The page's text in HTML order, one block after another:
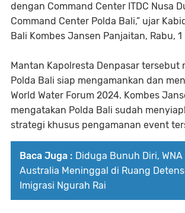
dengan Command Center ITDC Nusa
Command Center Polda Bali,” ujar
Bali Kombes Jansen Panjaitan, Rabu, 1
Mantan Kapolresta Denpasar tersebut
Polda Bali siap mengamankan dan
World Water Forum 2024. Kombes
mengatakan Polda Bali sudah
strategi khusus pengamanan event
Baca Juga : Diduga Bunuh Diri, WNA
Australia Meninggal di Ruang
Imigrasi Ngurah Rai